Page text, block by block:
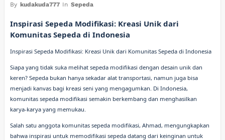
By kudakuda777 In Sepeda
Inspirasi Sepeda Modifikasi: Kreasi Unik dari
Komunitas Sepeda di Indonesia
Inspirasi Sepeda Modifikasi: Kreasi Unik dari Komunitas Sepeda di Indonesia
Siapa yang tidak suka melihat sepeda modifikasi dengan desain unik dan
keren? Sepeda bukan hanya sekadar alat transportasi, namun juga bisa
menjadi kanvas bagi kreasi seni yang mengagumkan. Di Indonesia,
komunitas sepeda modifikasi semakin berkembang dan menghasilkan
karya-karya yang memukau.
Salah satu anggota komunitas sepeda modifikasi, Ahmad, mengungkapkan
bahwa inspirasi untuk memodifikasi sepeda datang dari keinginan untuk